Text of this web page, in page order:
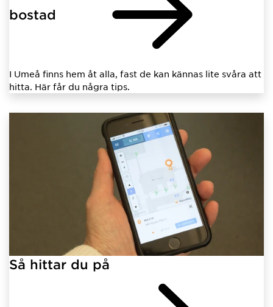
bostad
I Umeå finns hem åt alla, fast de kan kännas lite svåra att
hitta. Här får du några tips.
Så hittar du på